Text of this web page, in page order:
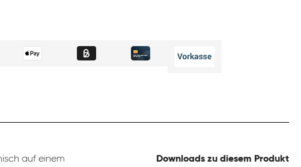
auf einem
Downloads zu diesem Produkt